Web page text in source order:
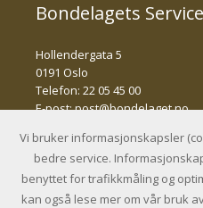
Bondelagets
Hollendergata 5
0191 Oslo
Telefon: 22 05 45 00
E-post:post@bondelaget.no
© Bondelagets
Vi bruker informasjonskapsler
bedre service.
benyttet for trafikkmåling og
kan også lese mer om vår bruk